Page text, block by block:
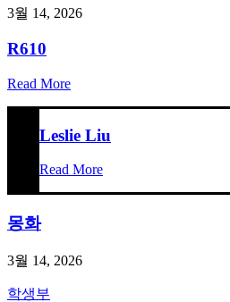
3월 14, 2026
R610
Read More
Leslie Liu
Read More
몽화
3월 14, 2026
학생부